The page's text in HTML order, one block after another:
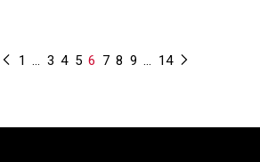
1 … 3 4 5 6 7 8 9 … 14